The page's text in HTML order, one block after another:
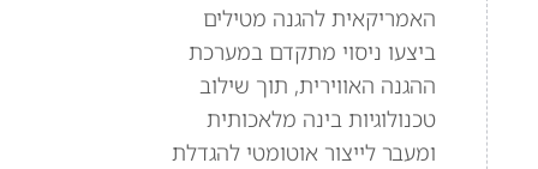
האמריקאית להגנה מטילים
ביצעו ניסוי מתקדם במערכת
ההגנה האווירית, תוך שילוב
טכנולוגיות בינה מלאכותית
ומעבר לייצור אוטומטי להגדלת